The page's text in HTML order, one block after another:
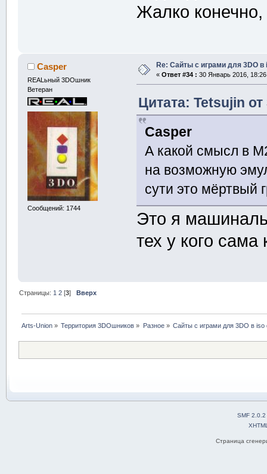
Жалко конечно,
Casper
REALьный 3DOшник
Ветеран
Сообщений: 1744
Re: Сайты с играми для 3DO
« Ответ #34 : 30 Январь 2016,
Цитата: Tetsujin
Casper
А какой смысл в
на возможную
сути это мёртвый
Это я
тех у кого сама
Страницы: 1 2 [3] Вверх
Arts-Union » Территория 3DOшников » Разное» Сайты с играми для 3DO в
SMF 2.0.2
Страница